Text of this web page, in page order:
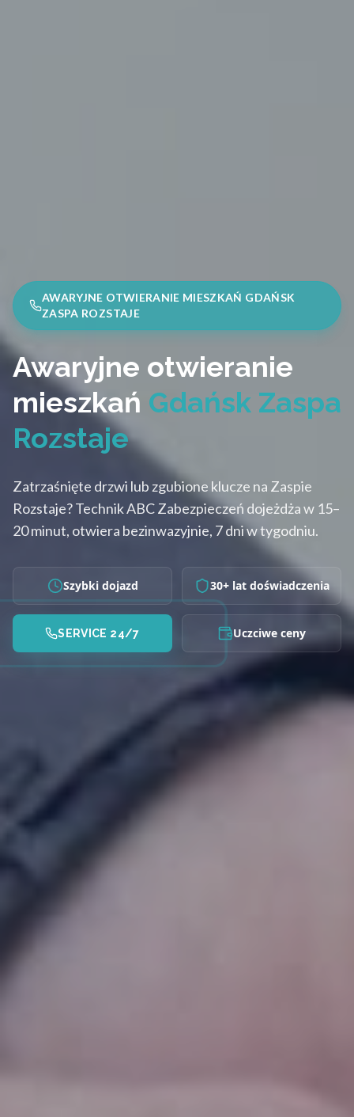
AWARYJNE OTWIERANIE MIESZKAŃ GDAŃSK
ZASPA ROZSTAJE
Awaryjne otwieranie
mieszkań Gdańsk Zaspa
Rozstaje
Zatrzaśnięte drzwi lub zgubione klucze na Zaspie
Rozstaje? Technik ABC Zabezpieczeń dojeżdża w 15–
20 minut, otwiera bezinwazyjnie, 7 dni w tygodniu.
Szybki dojazd 30+ lat doświadczenia
SERVICE 24/7 Uczciwe ceny